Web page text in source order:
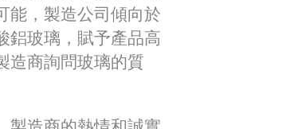
能，製造公司傾向於
鋁玻璃，賦予產品高
造商詢問玻璃的質